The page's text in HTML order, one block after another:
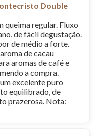
Double
queima regular. Fluxo
de fácil degustação.
de médio a forte.
de cacau
aromas de café e
a compra.
excelente puro
equilibrado, de
prazerosa. Nota: